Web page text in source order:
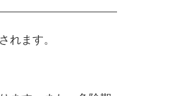
れます。